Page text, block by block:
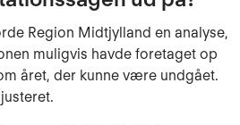
Region Midtjylland en analyse,
muligvis havde foretaget op
året, der kunne være undgået.